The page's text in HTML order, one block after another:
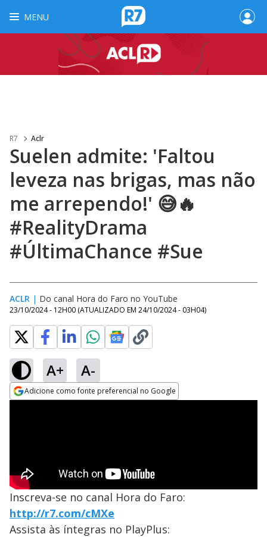
MENU
R7 Aclr
Suelen admite: 'Faltou
leveza nas brigas, mas não
me arrependo!' 😅🔥
#RealityDrama
#ÚltimaChance #Sue
ACLR | Do canal Hora do Faro no YouTube
23/10/2024 - 12H00 (ATUALIZADO EM 24/10/2024 - 03H04)
A+ A-
Adicione como fonte preferencial no Google
Inscreva-se no canal Hora do Faro:
http://r7.com/cMXe
Assista às íntegras no PlayPlus: